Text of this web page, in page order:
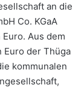
an die
Co. KGaA
Aus dem
Euro der Thüga
kommunalen